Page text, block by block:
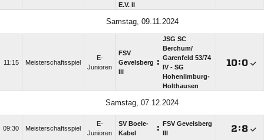
E.V. II
Samstag, 09.11.2024
11:15 Meisterschaftsspiel
E-
Junioren
FSV
Gevelsberg :
JSG SC
Berchum/​
Garenfeld 53/​74
IV - SG
Hohenlimburg-
Holthausen
:
Samstag, 07.12.2024
09:30 Meisterschaftsspiel
E-
Junioren
SV Boele-
Kabel
:
FSV Gevelsberg
: